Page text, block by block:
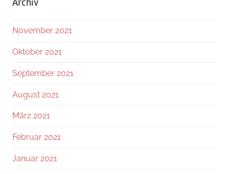
November 2021
Oktober 2021
September 2021
August 2021
März 2021
Februar 2021
Januar 2021